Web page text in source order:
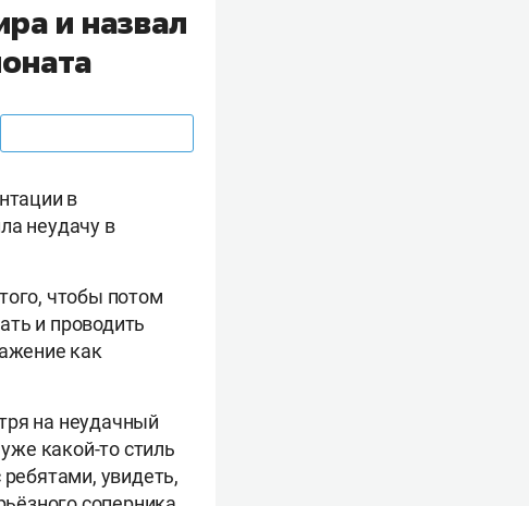
и назвал
в
неудачу в
чтобы потом
и проводить
как
на неудачный
какой-то стиль
увидеть,